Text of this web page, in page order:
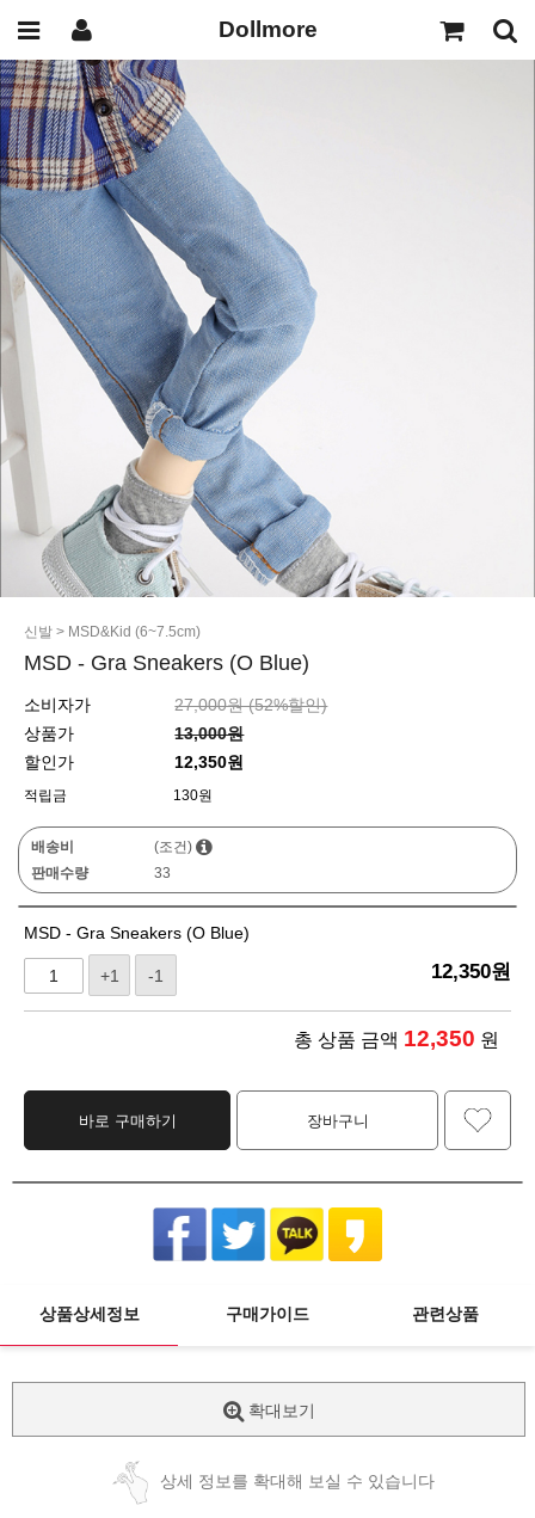
Dollmore
신발 > MSD&Kid (6~7.5cm)
MSD - Gra Sneakers (O Blue)
소비자가 27,000원 (52%할인)
상품가
13,000원
할인가
12,350원
적립금 130원
배송비
(조건)
판매수량
33
MSD - Gra Sneakers (O Blue)
+1 -1 12,350원
총 상품 금액 12,350 원
바로 구매하기 장바구니
상품상세정보 구매가이드 관련상품
확대보기
상세 정보를 확대해 보실 수 있습니다